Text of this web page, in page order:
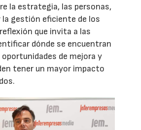
la estrategia, las personas,
la gestión eficiente de los
que invita a las
dónde se encuentran
de mejora y
tener un mayor impacto